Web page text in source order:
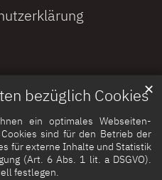
bezüglich Cookies
ein optimales Webseiten-
sind für den Betrieb der
für externe Inhalte und Statistik
(Art. 6 Abs. 1 lit. a DSGVO).
festlegen.
✕